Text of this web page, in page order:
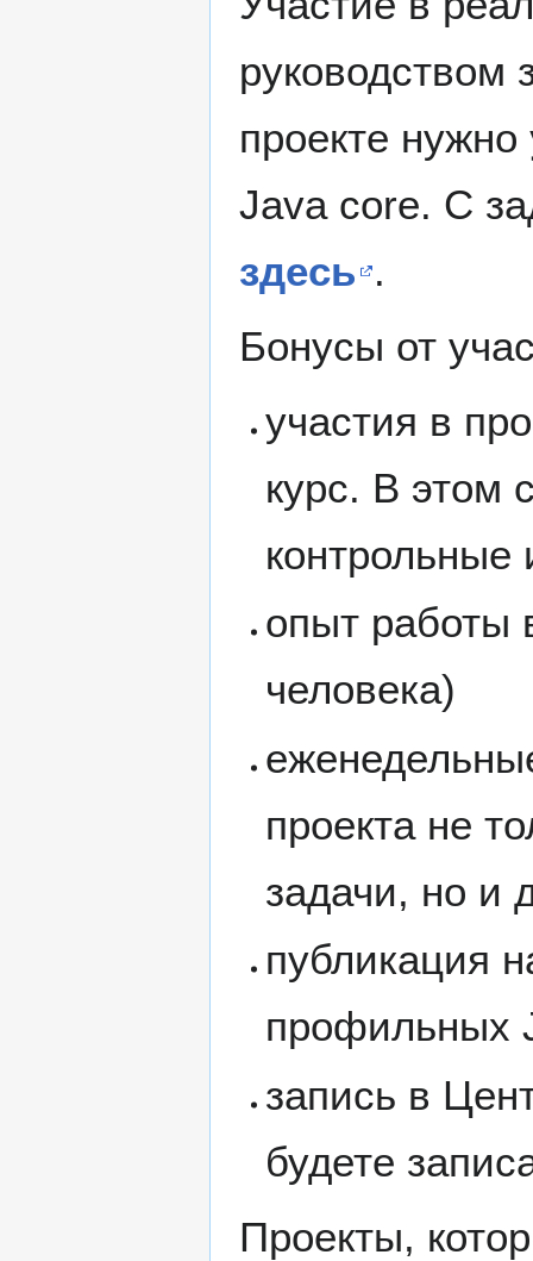
руководством
проекте нужно
Java core. С
здесь .
Бонусы от
участия в
курс. В этом
опыт работы
человека)
проекта не
задачи, но и
публикация
профильных
запись в
будете
Проекты,